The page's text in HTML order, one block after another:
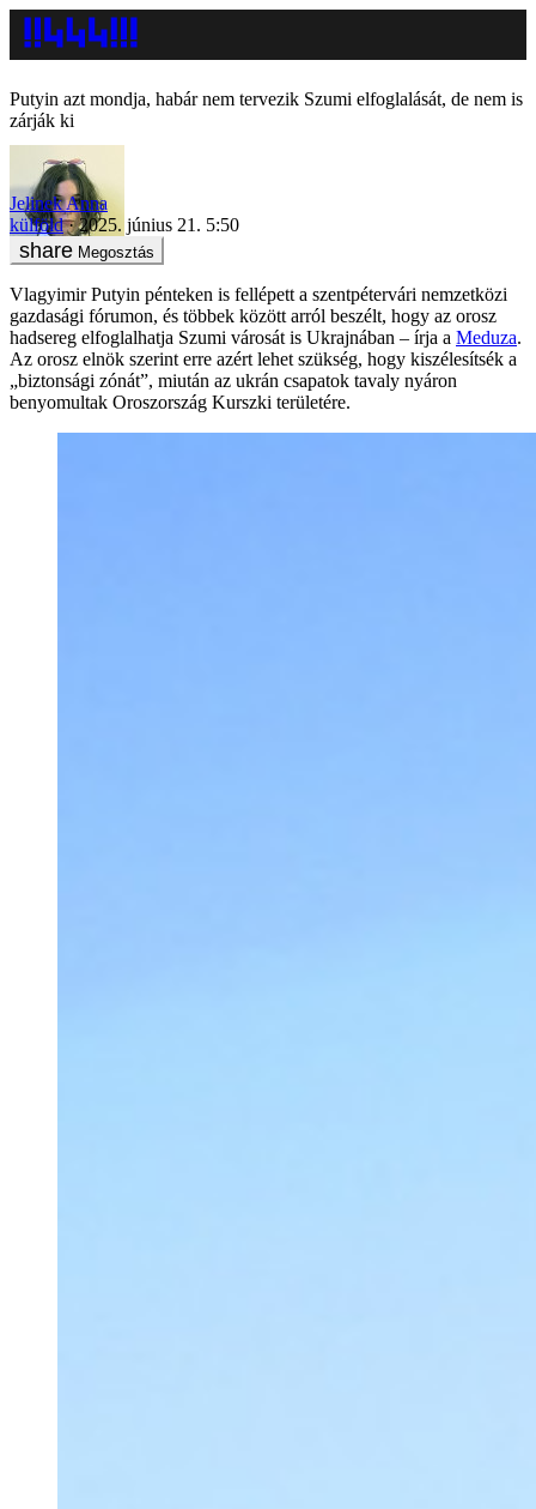
Putyin azt mondja, habár nem tervezik Szumi elfoglalását, de nem is
zárják ki
Jelinek Anna
külföld
2025. június 21. 5:50
Megosztás
Vlagyimir Putyin pénteken is fellépett a szentpétervári nemzetközi
gazdasági fórumon, és többek között arról beszélt, hogy az orosz
hadsereg elfoglalhatja Szumi városát is Ukrajnában – írja a Meduza.
Az orosz elnök szerint erre azért lehet szükség, hogy kiszélesítsék a
„biztonsági zónát”, miután az ukrán csapatok tavaly nyáron
benyomultak Oroszország Kurszki területére.